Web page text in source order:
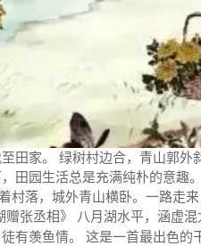
田家。 绿树村边合，青山郭
田园生活总是充满纯朴的意趣
村落，城外青山横卧。一路走
赠张丞相》 八月湖水平，涵虚
有羡鱼情。 这是一首最出色的